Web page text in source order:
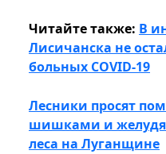
Читайте также: В
Лисичанска не
больных COVID-19
Лесники просят
шишками и
леса на Луганщине